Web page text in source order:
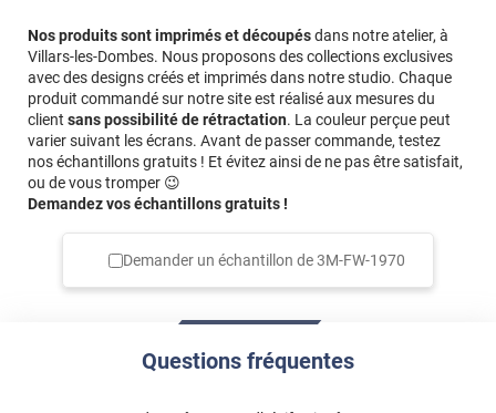
Nos produits sont imprimés et découpésdans notre atelier, à
Villars-les-Dombes. Nous proposons des collections exclusives
avec des designs créés et imprimés dans notre studio. Chaque
produit commandé sur notre site est réalisé aux mesures du
client sans possibilité de rétractation. La couleur perçue peut
varier suivant les écrans. Avant de passer commande, testez
nos échantillons gratuits ! Et évitez ainsi de ne pas être satisfait,
ou de vous tromper 😉
Demandez vos échantillons gratuits !
Demander un échantillon de3M-FW-1970
Questions fréquentes